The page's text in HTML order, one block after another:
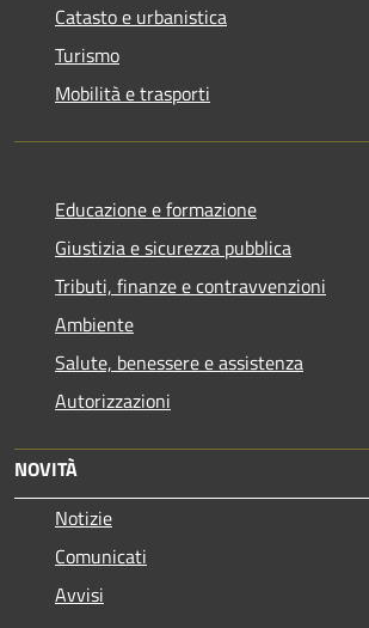
Catasto e urbanistica
Turismo
Mobilità e trasporti
Educazione e formazione
Giustizia e sicurezza pubblica
Tributi, finanze e contravvenzioni
Ambiente
Salute, benessere e assistenza
Autorizzazioni
NOVITÀ
Notizie
Comunicati
Avvisi